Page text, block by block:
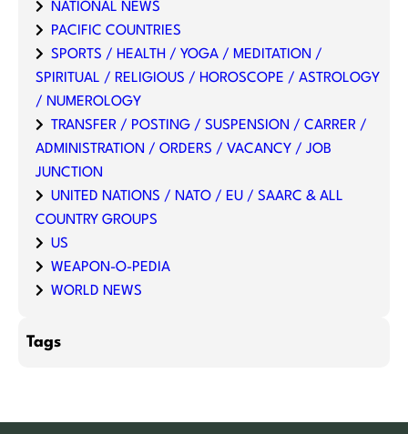
NATIONAL NEWS
PACIFIC COUNTRIES
SPORTS / HEALTH / YOGA / MEDITATION /
SPIRITUAL / RELIGIOUS / HOROSCOPE / ASTROLOGY
/ NUMEROLOGY
TRANSFER / POSTING / SUSPENSION / CARRER /
ADMINISTRATION / ORDERS / VACANCY / JOB
JUNCTION
UNITED NATIONS / NATO / EU / SAARC & ALL
COUNTRY GROUPS
US
WEAPON-O-PEDIA
WORLD NEWS
Tags